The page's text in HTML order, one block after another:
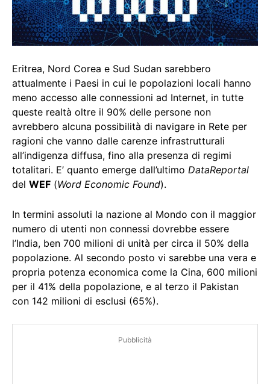
Eritrea, Nord Corea e Sud Sudan sarebbero
attualmente i Paesi in cui le popolazioni locali hanno
meno accesso alle connessioni ad Internet, in tutte
queste realtà oltre il 90% delle persone non
avrebbero alcuna possibilità di navigare in Rete per
ragioni che vanno dalle carenze infrastrutturali
all’indigenza diffusa, fino alla presenza di regimi
totalitari. E’ quanto emerge dall’ultimo DataReportal
del WEF (Word Economic Found).
In termini assoluti la nazione al Mondo con il maggior
numero di utenti non connessi dovrebbe essere
l’India, ben 700 milioni di unità per circa il 50% della
popolazione. Al secondo posto vi sarebbe una vera e
propria potenza economica come la Cina, 600 milioni
per il 41% della popolazione, e al terzo il Pakistan
con 142 milioni di esclusi (65%).
Pubblicità